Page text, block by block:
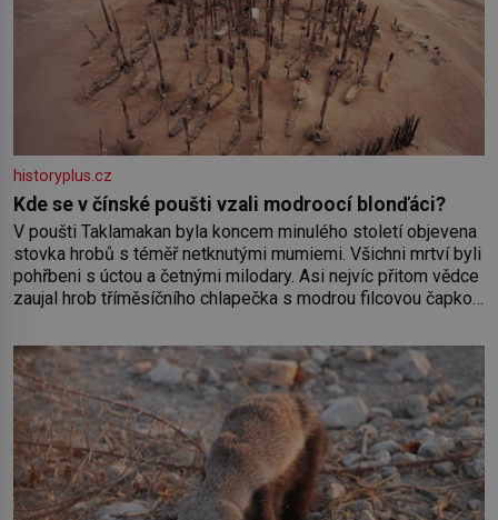
historyplus.cz
Kde se v čínské poušti vzali modroocí blonďáci?
V poušti Taklamakan byla koncem minulého století objevena
stovka hrobů s téměř netknutými mumiemi. Všichni mrtví byli
pohřbeni s úctou a četnými milodary. Asi nejvíc přitom vědce
zaujal hrob tříměsíčního chlapečka s modrou filcovou čapkou,
nesmírně dobře zachovalá, přičítají odborníci zdejším
klimatickým podmínkám. Sucho, prosolené písky a extrémně